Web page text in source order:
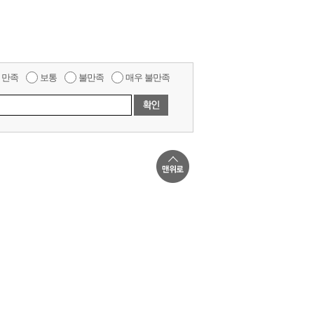
만족 보통 불만족 매우 불만족